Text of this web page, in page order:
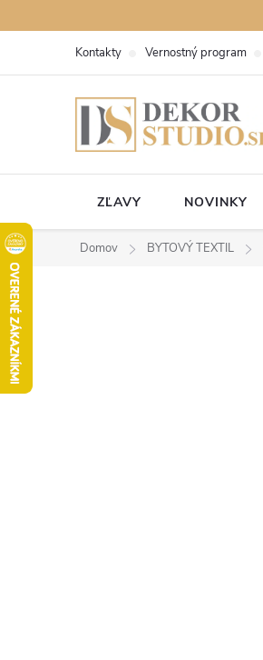
na
Kontakty Vernostný program
ZĽAVY NOVINKY
Domov BYTOVÝ TEXTIL